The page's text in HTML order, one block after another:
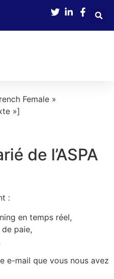
Female »
»]
de l’ASPA
:
en temps réel,
paie,
e-mail que vous nous avez